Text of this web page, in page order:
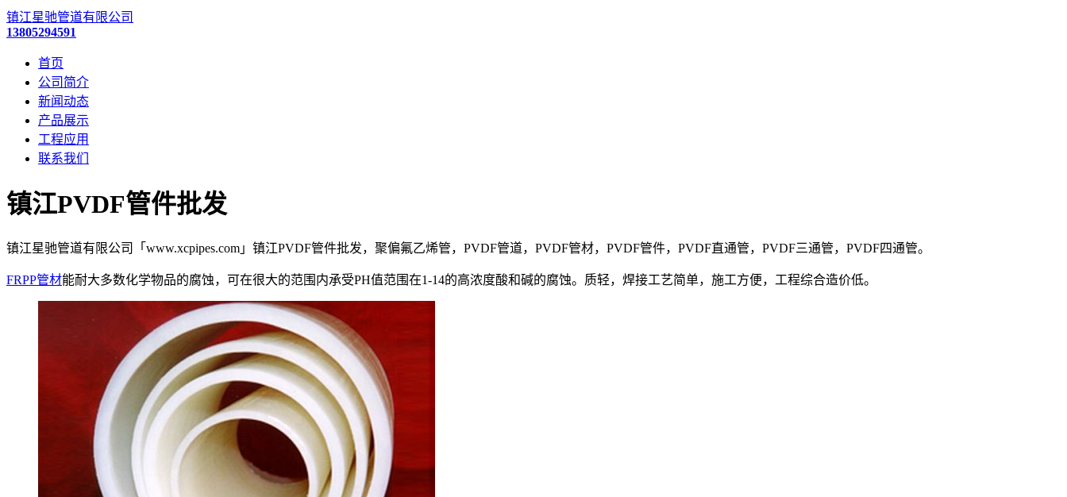
镇江星驰管道有限公司
13805294591
首页
公司简介
新闻动态
产品展示
工程应用
联系我们
镇江PVDF管件批发
镇江星驰管道有限公司「www.xcpipes.com」镇江PVDF管件批发，聚偏氟乙烯管，PVDF管道，PVDF管材，PVDF管件，PVDF直通管，PVDF三通管，PVDF四通管。
FRPP管材能耐大多数化学物品的腐蚀，可在很大的范围内承受PH值范围在1-14的高浓度酸和碱的腐蚀。质轻，焊接工艺简单，施工方便，工程综合造价低。